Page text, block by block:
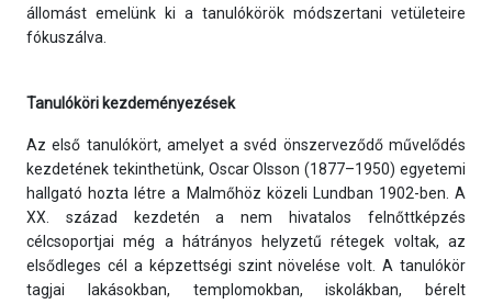
állomást emelünk ki a tanulókörök módszertani vetületeire
fókuszálva.
Tanulóköri kezdeményezések
Az első tanulókört, amelyet a svéd önszerveződő művelődés
kezdetének tekinthetünk, Oscar Olsson (1877–1950) egyetemi
hallgató hozta létre a Malmőhöz közeli Lundban 1902-ben. A
XX. század kezdetén a nem hivatalos felnőttképzés
célcsoportjai még a hátrányos helyzetű rétegek voltak, az
elsődleges cél a képzettségi szint növelése volt. A tanulókör
tagjai lakásokban, templomokban, iskolákban, bérelt